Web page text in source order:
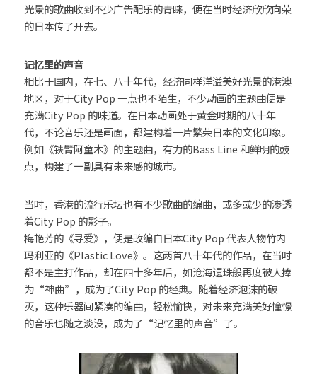
光景的歌曲收到不少广告配乐的青睐，便在当时经济欣欣向荣
的日本传了开去。
记忆里的声音
相比于国内，在七、八十年代，经济同样洋溢美好光景的港澳
地区，对于City Pop 一点也不陌生，不少动画的主题曲便是
充满City Pop 的味道。在日本动画处于黄金时期的八十年
代，不论音乐还是画面，都建构着一片繁荣日本的文化印象。
例如《铁臂阿童木》的主题曲，有力的Bass Line 和鲜明的鼓
点，构建了一副具有未来感的城市。
当时，香港的流行乐坛也有不少歌曲的编曲，或多或少的渗透
着City Pop 的影子。
梅艳芳的《寻爱》，便是改编自日本City Pop 代表人物竹内
玛利亚的《Plastic Love》。这两首八十年代的作品，在当时
都不是主打作品，却在四十多年后，如沧海遗珠般再度被人捧
为“神曲”，成为了City Pop 的经典。随着经济泡沫的破
灭，这种乐器间紧凑的编曲，轻松愉快，对未来充满美好憧憬
的音乐也随之淡没，成为了“记忆里的声音”了。